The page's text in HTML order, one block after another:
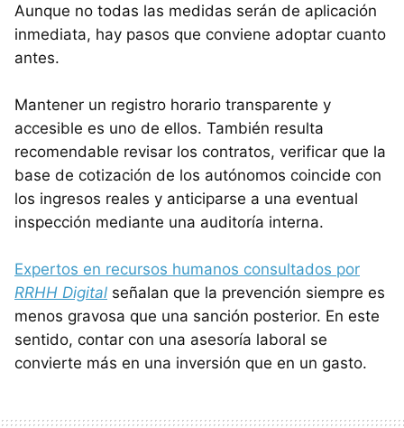
Aunque no todas las medidas serán de aplicación
inmediata, hay pasos que conviene adoptar cuanto
antes.
Mantener un registro horario transparente y
accesible es uno de ellos. También resulta
recomendable revisar los contratos, verificar que la
base de cotización de los autónomos coincide con
los ingresos reales y anticiparse a una eventual
inspección mediante una auditoría interna.
Expertos en recursos humanos consultados por
RRHH Digital señalan que la prevención siempre es
menos gravosa que una sanción posterior. En este
sentido, contar con una asesoría laboral se
convierte más en una inversión que en un gasto.